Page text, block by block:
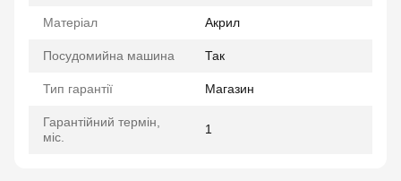
Матеріал Акрил
Посудомийна машина Так
Тип гарантії Магазин
Гарантійний термін,
міс.
1